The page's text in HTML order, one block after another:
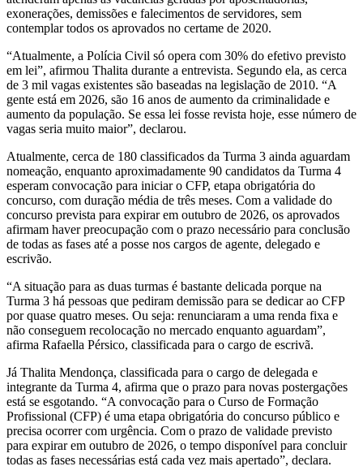
exonerações, demissões e falecimentos de servidores, sem
contemplar todos os aprovados no certame de 2020.
“Atualmente, a Polícia Civil só opera com 30% do efetivo previsto
em lei”, afirmou Thalita durante a entrevista. Segundo ela, as cerca
de 3 mil vagas existentes são baseadas na legislação de 2010. “A
gente está em 2026, são 16 anos de aumento da criminalidade e
aumento da população. Se essa lei fosse revista hoje, esse número de
vagas seria muito maior”, declarou.
Atualmente, cerca de 180 classificados da Turma 3 ainda aguardam
nomeação, enquanto aproximadamente 90 candidatos da Turma 4
esperam convocação para iniciar o CFP, etapa obrigatória do
concurso, com duração média de três meses. Com a validade do
concurso prevista para expirar em outubro de 2026, os aprovados
afirmam haver preocupação com o prazo necessário para conclusão
de todas as fases até a posse nos cargos de agente, delegado e
escrivão.
“A situação para as duas turmas é bastante delicada porque na
Turma 3 há pessoas que pediram demissão para se dedicar ao CFP
por quase quatro meses. Ou seja: renunciaram a uma renda fixa e
não conseguem recolocação no mercado enquanto aguardam”,
afirma Rafaella Pérsico, classificada para o cargo de escrivã.
Já Thalita Mendonça, classificada para o cargo de delegada e
integrante da Turma 4, afirma que o prazo para novas postergações
está se esgotando. “A convocação para o Curso de Formação
Profissional (CFP) é uma etapa obrigatória do concurso público e
precisa ocorrer com urgência. Com o prazo de validade previsto
para expirar em outubro de 2026, o tempo disponível para concluir
todas as fases necessárias está cada vez mais apertado”, declara.